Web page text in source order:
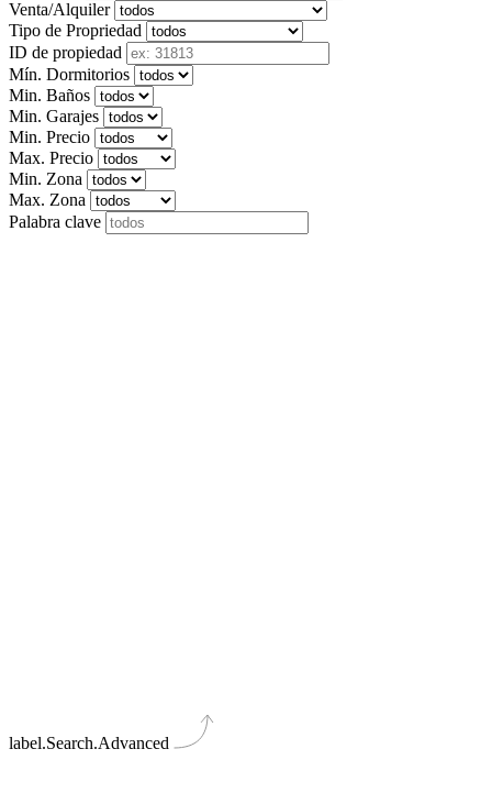
Venta/Alquiler
Tipo de Propriedad
ID de propiedad
Mín. Dormitorios
Min. Baños
Min. Garajes
Min. Precio
Max. Precio
Min. Zona
Max. Zona
Palabra clave
label.Search.Advanced